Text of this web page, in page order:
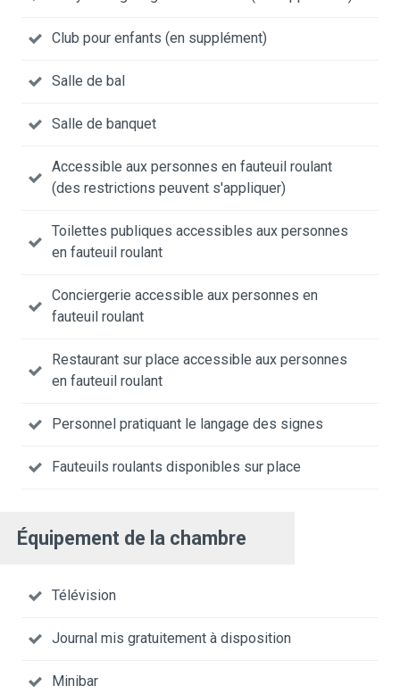
Club pour enfants (en supplément)
Salle de bal
Salle de banquet
Accessible aux personnes en fauteuil roulant
(des restrictions peuvent s'appliquer)
Toilettes publiques accessibles aux personnes
en fauteuil roulant
Conciergerie accessible aux personnes en
fauteuil roulant
Restaurant sur place accessible aux personnes
en fauteuil roulant
Personnel pratiquant le langage des signes
Fauteuils roulants disponibles sur place
Équipement de la chambre
Télévision
Journal mis gratuitement à disposition
Minibar